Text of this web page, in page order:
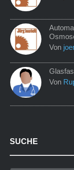
Von
Von
SUCHE